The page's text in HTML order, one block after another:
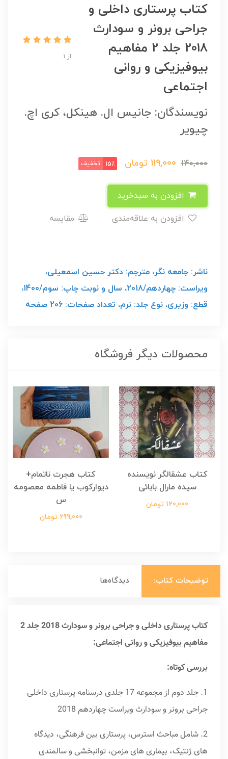
کتاب پرستاری داخلی و
جراحی برونر و سودارث
2018 جلد 2 مفاهیم
بیوفیزیکی و روانی
اجتماعی
از 1
نویسندگان: جانیس ال. هینکل، کری اچ.
چیویر
140,000
119,000 تومان 15٪ تخفیف
مقایسه
ناشر: جامعه نگر، مترجم: دکتر حسین اسمعیلی،
ویراست: چهاردهم/2018، سال و نوبت چاپ: سوم/1400،
قطع: وزیری، نوع جلد: نرم، تعداد صفحات: 206 صفحه
محصولات دیگر فروشگاه
کتاب عشقالگر نویسنده
سیده مارال بابائی
120,000 تومان
کتاب هجرت ناتمام+
دیوارکوب یا فاطمه معصومه
س
699,000 تومان
توضیحات کتاب: دیدگاه‌ها
کتاب پرستاری داخلی و جراحی برونر و سودارث 2018 جلد 2
مفاهیم بیوفیزیکی و روانی اجتماعی:
بررسی کوتاه:
1. جلد دوم از مجموعه 17 جلدی درسنامه پرستاری داخلی
جراحی برونر و سودارث ویراست چهاردهم 2018
2. شامل مباحث استرس، پرستاری بین فرهنگی، دیدگاه
های ژنتیک، بیماری های مزمن، توانبخشی و سالمندی